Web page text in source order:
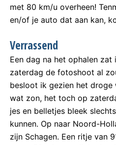
met 80 km/u overheen!
en/of je auto dat aan kan,
Verrassend
Een dag na het ophalen
zaterdag de fotoshoot al
besloot ik gezien het
wat zon, het toch op
jes en belletjes bleek
kunnen. Op naar Noord-
zijn Schagen. Een ritje van